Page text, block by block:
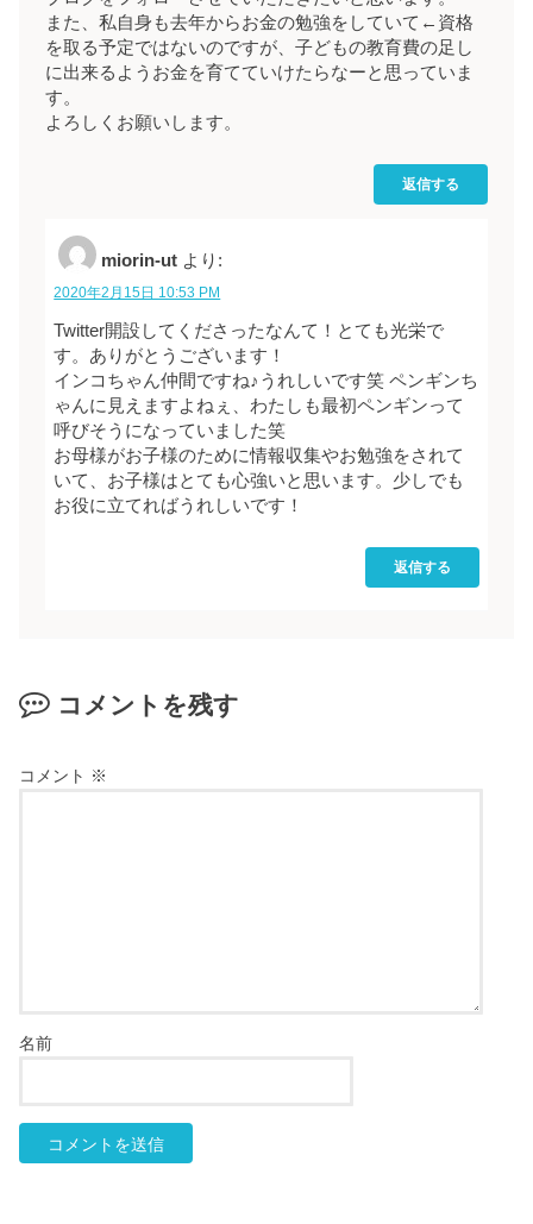
また、私自身も去年からお金の勉強をしていて←資格
を取る予定ではないのですが、子どもの教育費の足し
に出来るようお金を育てていけたらなーと思っていま
す。
よろしくお願いします。
返信する
miorin-ut より:
2020年2月15日 10:53 PM
Twitter開設してくださったなんて！とても光栄で
す。ありがとうございます！
インコちゃん仲間ですね♪うれしいです笑 ペンギンち
ゃんに見えますよねぇ、わたしも最初ペンギンって
呼びそうになっていました笑
お母様がお子様のために情報収集やお勉強をされて
いて、お子様はとても心強いと思います。少しでも
お役に立てればうれしいです！
返信する
コメントを残す
コメント ※
名前